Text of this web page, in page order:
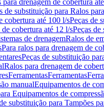
drenagem de cobertura
de substituição para Ralos
cobertura até 100 l/sPeças de
cobertura até 12 l/sPeças
de drenagemRalos de
Para ralos para drenagem de
Peças de substituição
Ralos para drenagem de
FerramentasFerramentas
manualEquipamentos de
Equipamentos de
substituição para Tampões